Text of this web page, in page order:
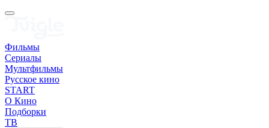
Фильмы
Сериалы
Мультфильмы
Русское кино
START
О Кино
Подборки
ТВ